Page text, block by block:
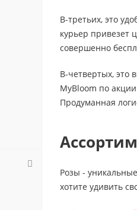
В-третьих, это
курьер привезет
совершенно
В-четвертых, это
MyBloom по
Продуманная
Розы -
хотите удивить